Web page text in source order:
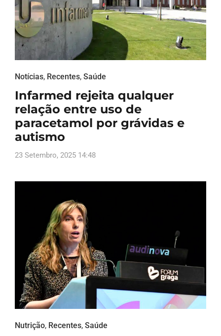
Notícias, Recentes, Saúde
Infarmed rejeita qualquer
relação entre uso de
paracetamol por grávidas e
autismo
23 Setembro, 2025 14:48
Nutrição, Recentes, Saúde